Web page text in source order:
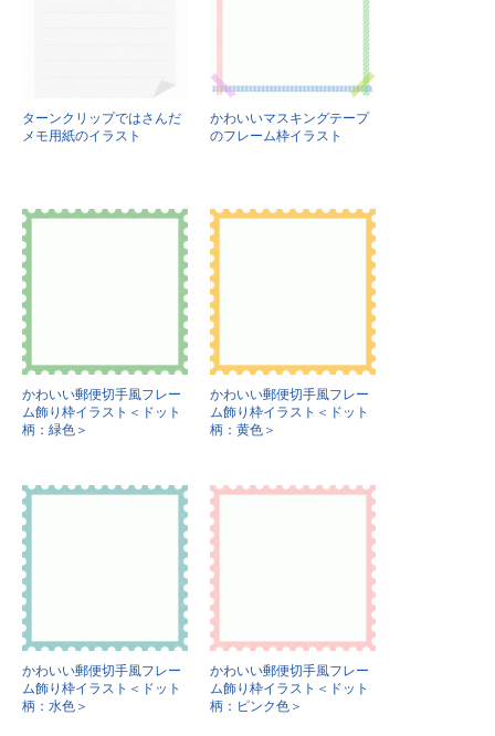
ターンクリップではさんだ
メモ用紙のイラスト
かわいいマスキングテープ
のフレーム枠イラスト
かわいい郵便切手風フレー
ム飾り枠イラスト＜ドット
柄：緑色＞
かわいい郵便切手風フレー
ム飾り枠イラスト＜ドット
柄：黄色＞
かわいい郵便切手風フレー
ム飾り枠イラスト＜ドット
柄：水色＞
かわいい郵便切手風フレー
ム飾り枠イラスト＜ドット
柄：ピンク色＞